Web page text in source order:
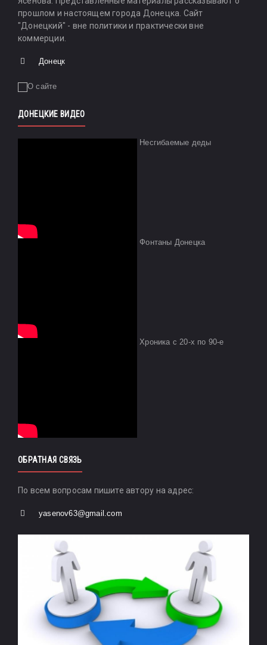
прошлом и настоящем города Донецка. Сайт
"Донецкий" - вне политики и практически вне
коммерции.
Донецк
ДОНЕЦКИЕ ВИДЕО
Несгибаемые деды
Фонтаны Донецка
Хроника с 20-х по 90-е
ОБРАТНАЯ СВЯЗЬ
По всем вопросам пишите автору на адрес:
yasenov63@gmail.com